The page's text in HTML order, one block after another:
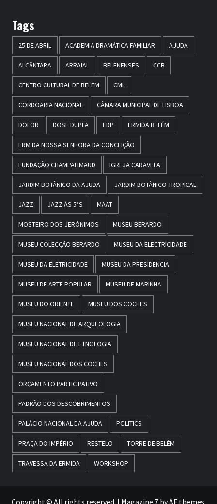
Tags
25 DE ABRIL ACADEMIA DRAMÁTICA FAMILIAR AJUDA
ALCÂNTARA ARRAIAL BELENENSES CCB
CENTRO CULTURAL DE BELÉM CML
CORDOARIA NACIONAL CÂMARA MUNICIPAL DE LISBOA
DOLOR DOSE DUPLA EDP ERMIDA BELÉM
ERMIDA NOSSA SENHORA DA CONCEIÇÃO
FUNDAÇÃO CHAMPALIMAUD IGREJA CARAVELA
JARDIM BOTÂNICO DA AJUDA JARDIM BOTÂNICO TROPICAL
JAZZ JAZZ ÀS 5ªS MAAT
MOSTEIRO DOS JERÓNIMOS MUSEU BERARDO
MUSEU COLECÇÃO BERARDO MUSEU DA ELECTRICIDADE
MUSEU DA ELETRICIDADE MUSEU DA PRESIDENCIA
MUSEU DE ARTE POPULAR MUSEU DE MARINHA
MUSEU DO ORIENTE MUSEU DOS COCHES
MUSEU NACIONAL DE ARQUEOLOGIA
MUSEU NACIONAL DE ETNOLOGIA
MUSEU NACIONAL DOS COCHES
ORÇAMENTO PARTICIPATIVO
PADRÃO DOS DESCOBRIMENTOS
PALÁCIO NACIONAL DA AJUDA POLITICS
PRAÇA DO IMPÉRIO RESTELO TORRE DE BELÉM
TRAVESSA DA ERMIDA WORKSHOP
Copyright © All rights reserved. | Magazine 7by AF themes.